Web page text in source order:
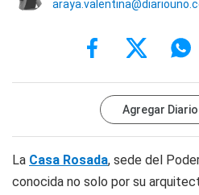
Agregar Diario
La Casa Rosada, sede del
conocida no solo por su